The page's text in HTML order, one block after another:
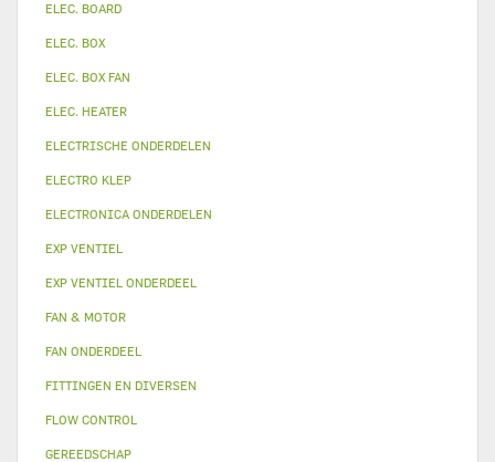
ELEC. BOARD
ELEC. BOX
ELEC. BOX FAN
ELEC. HEATER
ELECTRISCHE ONDERDELEN
ELECTRO KLEP
ELECTRONICA ONDERDELEN
EXP VENTIEL
EXP VENTIEL ONDERDEEL
FAN & MOTOR
FAN ONDERDEEL
FITTINGEN EN DIVERSEN
FLOW CONTROL
GEREEDSCHAP